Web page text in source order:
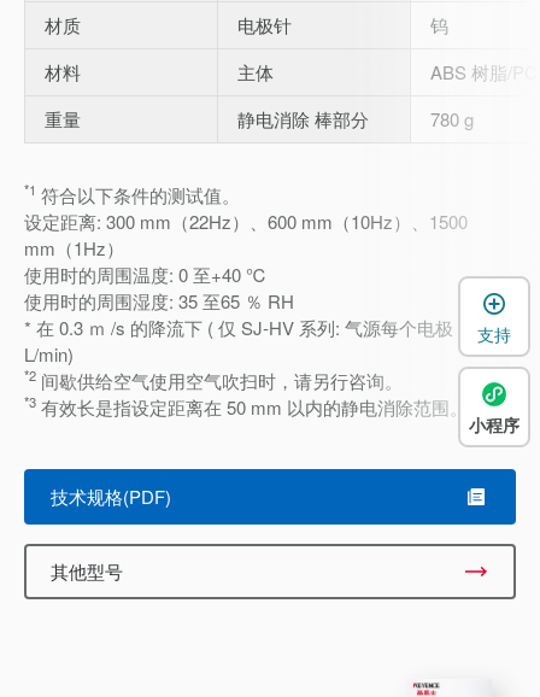
材质 电极针
钨
材料
主体
ABS 树脂/PC
重量
静电消除 棒部分 780 g
*1 符合以下条件的测试值。
设定距离: 300 mm（22Hz）、600 mm（10Hz）、1500
mm（1Hz）
使用时的周围温度: 0 至+40 ℃
使用时的周围湿度: 35 至65 ％ RH
* 在 0.3 ｍ /s 的降流下 ( 仅 SJ-HV 系列: 气源每个电极 1
L/min)
*2 间歇供给空气使用空气吹扫时，请另行咨询。
*3 有效长是指设定距离在 50 mm 以内的静电消除范围。
技术规格(PDF)
其他型号
支持
小程序